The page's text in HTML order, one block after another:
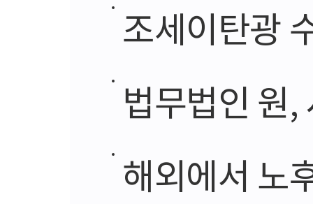
조세이탄광
법무법인 원,
해외에서 노